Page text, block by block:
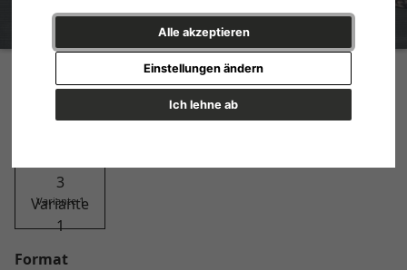
Alle akzeptieren
Ich lehne ab
Einstellungen ändern
Design
Variante 1
Format